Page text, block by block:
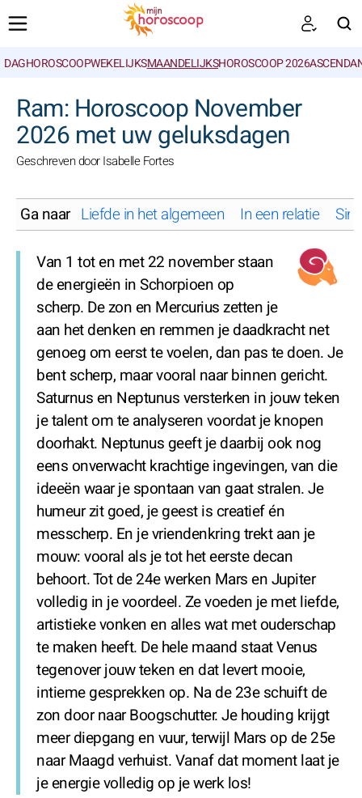
DAGHOROSCOOPWEKELIJKSMAANDELIJKSHOROSCOOP 2026
Ram: Horoscoop November
2026 met uw geluksdagen
Geschreven door Isabelle Fortes
Ga naar Liefde in het algemeen In een relatie
Van 1 tot en met 22 november staan
de energieën in Schorpioen op
scherp. De zon en Mercurius zetten je
aan het denken en remmen je daadkracht net
genoeg om eerst te voelen, dan pas te doen. Je
bent scherp, maar vooral naar binnen gericht.
Saturnus en Neptunus versterken in jouw teken
je talent om te analyseren voordat je knopen
doorhakt. Neptunus geeft je daarbij ook nog
eens onverwacht krachtige ingevingen, van die
ideeën waar je spontaan van gaat stralen. Je
humeur zit goed, je geest is creatief én
messcherp. En je vriendenkring trekt aan je
mouw: vooral als je tot het eerste decan
behoort. Tot de 24e werken Mars en Jupiter
volledig in je voordeel. Ze voeden je met liefde,
artistieke vonken en alles wat met ouderschap
te maken heeft. De hele maand staat Venus
tegenover jouw teken en dat levert mooie,
intieme gesprekken op. Na de 23e schuift de
zon door naar Boogschutter. Je houding krijgt
meer diepgang en vuur, terwijl Mars op de 25e
naar Maagd verhuist. Vanaf dat moment laat je
je energie volledig op je werk los!